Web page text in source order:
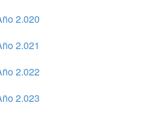
2.020
2.021
2.022
2.023